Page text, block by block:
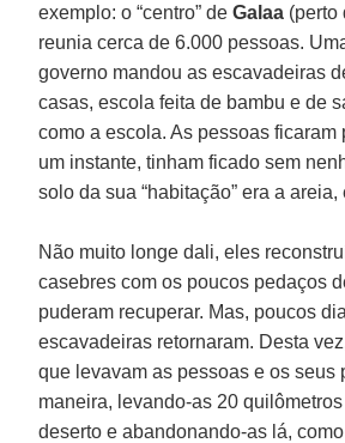
exemplo: o “centro” deGalaa
reunia cerca de 6.000 pessoas.
governo mandou as escavadeiras
casas, escola feita de bambu e de
como a escola. As pessoas ficaram
um instante, tinham ficado sem
solo da sua “habitação” era a areia,
Não muito longe dali, eles
casebres com os poucos pedaços
puderam recuperar. Mas, poucos
escavadeiras retornaram. Desta
que levavam as pessoas e os seus
maneira, levando-as 20
deserto e abandonando-as lá,